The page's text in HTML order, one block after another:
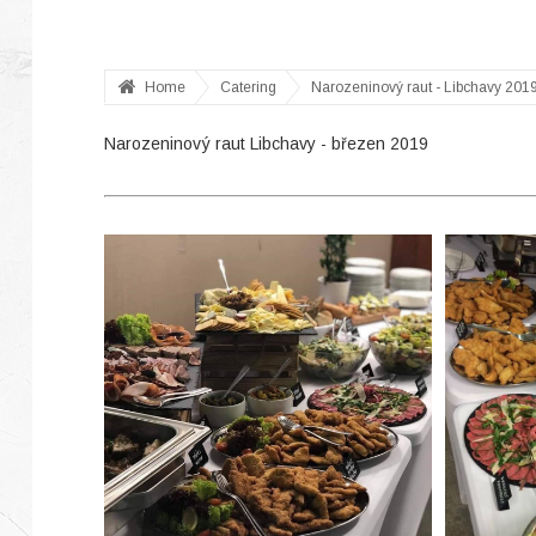
Home Catering Narozeninový raut - Libchavy
Narozeninový raut Libchavy - březen 2019